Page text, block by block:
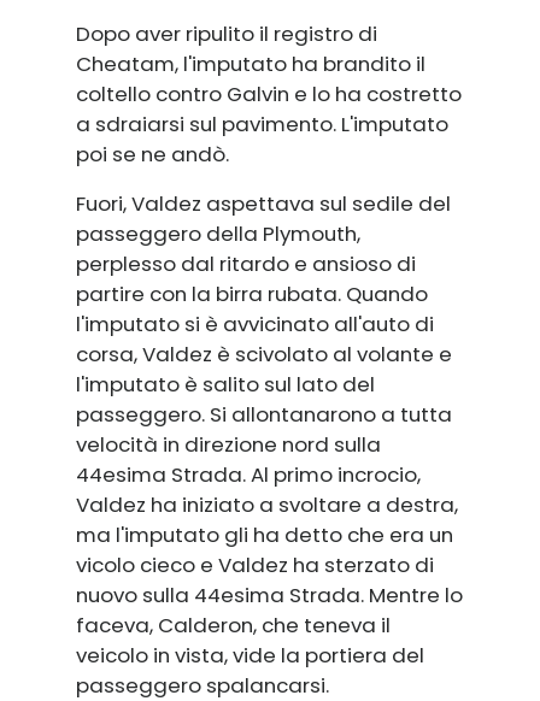
Dopo aver ripulito il registro di
Cheatam, l'imputato ha brandito il
coltello contro Galvin e lo ha costretto
a sdraiarsi sul pavimento. L'imputato
poi se ne andò.
Fuori, Valdez aspettava sul sedile del
passeggero della Plymouth,
perplesso dal ritardo e ansioso di
partire con la birra rubata. Quando
l'imputato si è avvicinato all'auto di
corsa, Valdez è scivolato al volante e
l'imputato è salito sul lato del
passeggero. Si allontanarono a tutta
velocità in direzione nord sulla
44esima Strada. Al primo incrocio,
Valdez ha iniziato a svoltare a destra,
ma l'imputato gli ha detto che era un
vicolo cieco e Valdez ha sterzato di
nuovo sulla 44esima Strada. Mentre lo
faceva, Calderon, che teneva il
veicolo in vista, vide la portiera del
passeggero spalancarsi.